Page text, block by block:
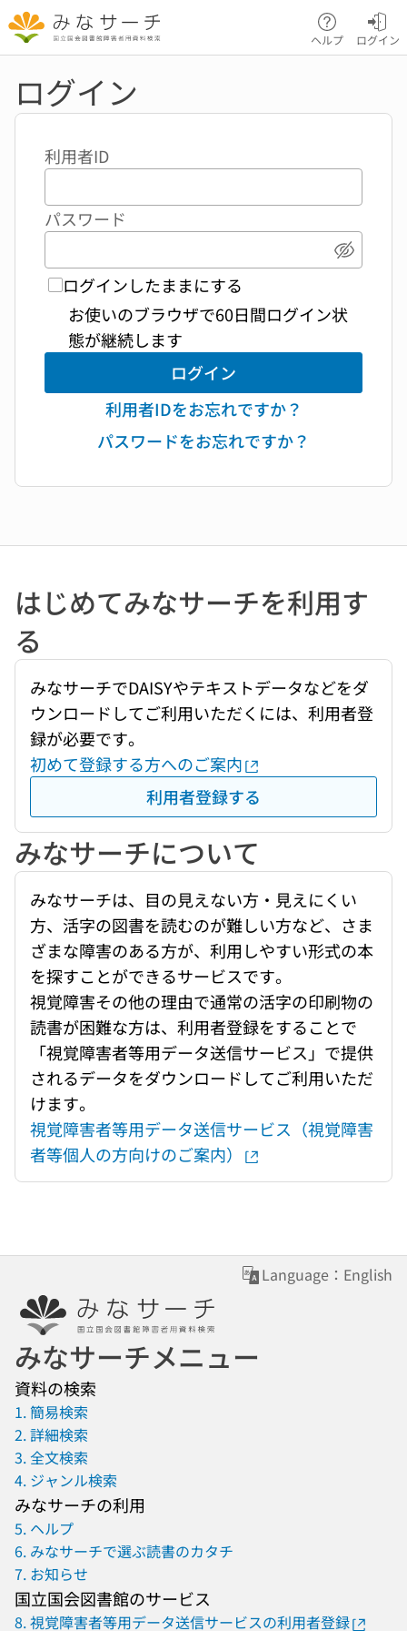
本文へ移動
ヘルプ ログイン
ログイン
利用者ID
パスワード
パスワ
ログインしたままにする
お使いのブラウザで60日間ログイン状
態が継続します
ログイン
利用者IDをお忘れですか？
パスワードをお忘れですか？
はじめてみなサーチを利用す
る
みなサーチでDAISYやテキストデータなどをダ
ウンロードしてご利用いただくには、利用者登
録が必要です。
初めて登録する方へのご案内
利用者登録する
みなサーチについて
みなサーチは、目の見えない方・見えにくい
方、活字の図書を読むのが難しい方など、さま
ざまな障害のある方が、利用しやすい形式の本
を探すことができるサービスです。
視覚障害その他の理由で通常の活字の印刷物の
読書が困難な方は、利用者登録をすることで
「視覚障害者等用データ送信サービス」で提供
されるデータをダウンロードしてご利用いただ
けます。
視覚障害者等用データ送信サービス（視覚障害
者等個人の方向けのご案内）
Language：English
みなサーチメニュー
資料の検索
1. 簡易検索
2. 詳細検索
3. 全文検索
4. ジャンル検索
みなサーチの利用
5. ヘルプ
6. みなサーチで選ぶ読書のカタチ
7. お知らせ
国立国会図書館のサービス
8. 視覚障害者等用データ送信サービスの利用者登録